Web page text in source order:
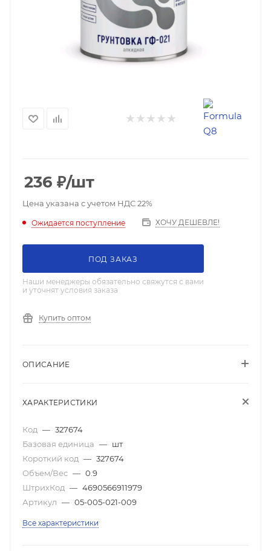
236 ₽/шт
Цена указана с учетом НДС 22%
Ожидается поступление ХОЧУ ДЕШЕВЛЕ!
ПОД ЗАКАЗ
Наши менеджеры обязательно свяжутся с вами
и уточнят условия заказа
Купить оптом
ОПИСАНИЕ
ХАРАКТЕРИСТИКИ
Код — 327674
Базовая единица — шт
Короткий код — 327674
Объем/Вес — 0.9
ШтрихКод — 4690566911979
Артикул — 05-005-021-009
Все характеристики